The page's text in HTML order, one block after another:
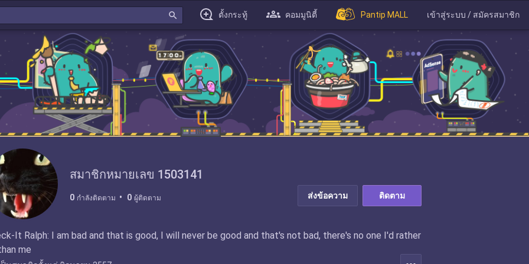
search ตั้งกระทู้ คอมมูนิตี้ Pantip MALL เข้าสู่ระบบ / สมัครสมาชิก
สมาชิกหมายเลข 1503141
0 กำลังติดตาม 0 ผู้ติดตาม ส่งข้อความ ติดตาม
It Ralph: I am bad and that is good, I will never be good and that's not bad, there's no one I'd rather
me